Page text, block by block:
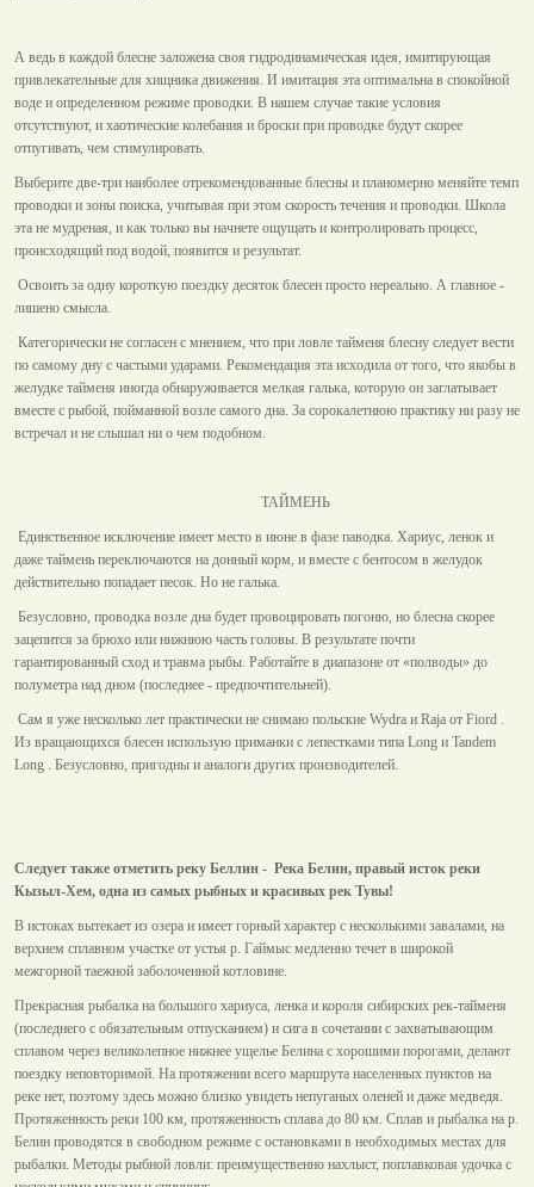
А ведь в каждой блесне заложена своя гидродинамическая идея, имитирующая
привлекательные для хищника движения. И имитация эта оптимальна в спокойной
воде и определенном режиме проводки. В нашем случае такие условия
отсутствуют, и хаотические колебания и броски при проводке будут скорее
отпугивать, чем стимулировать.
Выберите две-три наиболее отрекомендованные блесны и планомерно меняйте темп
проводки и зоны поиска, учитывая при этом скорость течения и проводки. Школа
эта не мудреная, и как только вы начнете ощущать и контролировать процесс,
происходящий под водой, появится и результат.
Освоить за одну короткую поездку десяток блесен просто нереально. А главное -
лишено смысла.
Категорически не согласен с мнением, что при ловле тайменя блесну следует вести
по самому дну с частыми ударами. Рекомендация эта исходила от того, что якобы в
желудке тайменя иногда обнаруживается мелкая галька, которую он заглатывает
вместе с рыбой, пойманной возле самого дна. За сорокалетнюю практику ни разу не
встречал и не слышал ни о чем подобном.
ТАЙМЕНЬ
Единственное исключение имеет место в июне в фазе паводка. Хариус, ленок и
даже таймень переключаются на донный корм, и вместе с бентосом в желудок
действительно попадает песок. Но не галька.
Безусловно, проводка возле дна будет провоцировать погоню, но блесна скорее
зацепится за брюхо или нижнюю часть головы. В результате почти
гарантированный сход и травма рыбы. Работайте в диапазоне от «полводы» до
полуметра над дном (последнее - предпочтительней).
Сам я уже несколько лет практически не снимаю польские Wydra и Raja от Fiord .
Из вращающихся блесен использую приманки с лепестками типа Long и Tandem
Long . Безусловно, пригодны и аналоги других производителей.
Следует также отметить реку Беллин - Река Белин, правый исток реки
Кызыл-Хем, одна из самых рыбных и красивых рек Тувы!
В истоках вытекает из озера и имеет горный характер с несколькими завалами, на
верхнем сплавном участке от устья р. Гаймыс медленно течет в широкой
межгорной таежной заболоченной котловине.
Прекрасная рыбалка на большого хариуса, ленка и короля сибирских рек-тайменя
(последнего с обязательным отпусканием) и сига в сочетании с захватывающим
сплавом через великолепное нижнее ущелье Белина с хорошими порогами, делают
поездку неповторимой. На протяжении всего маршрута населенных пунктов на
реке нет, поэтому здесь можно близко увидеть непуганых оленей и даже медведя.
Протяженность реки 100 км, протяженность сплава до 80 км. Сплав и рыбалка на р.
Белин проводятся в свободном режиме с остановками в необходимых местах для
рыбалки. Методы рыбной ловли: преимущественно нахлыст, поплавковая удочка с